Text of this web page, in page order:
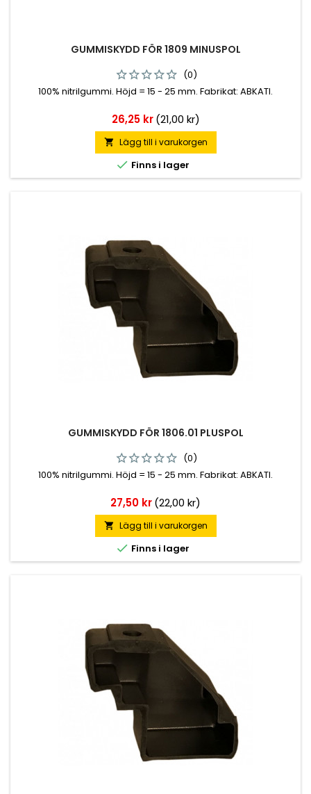
GUMMISKYDD FÖR 1809 MINUSPOL
(0)
100% nitrilgummi. Höjd = 15 - 25 mm. Fabrikat: ABKATI.
Pris
26,25 kr (21,00 kr)
 Lägg till i varukorgen
 Finns i lager
GUMMISKYDD FÖR 1806.01 PLUSPOL
(0)
100% nitrilgummi. Höjd = 15 - 25 mm. Fabrikat: ABKATI.
Pris
27,50 kr(22,00 kr)
 Lägg till i varukorgen
 Finns i lager